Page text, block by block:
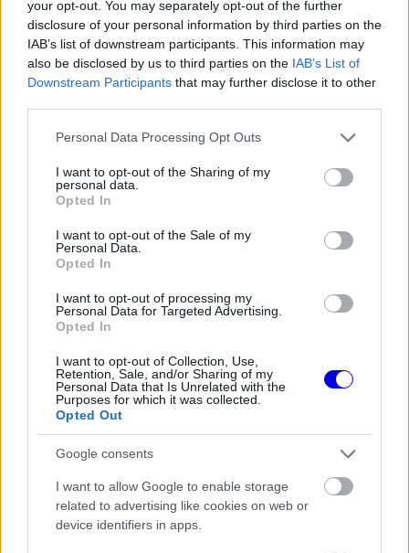
your opt-out. You may separately opt-out of the further
disclosure of your personal information by third parties on the
IAB’s list of downstream participants. This information may
also be disclosed by us to third parties on the IAB’s List of
Downstream Participants that may further disclose it to other
Please note that this website/app uses one or more Google
not limited to your visit or usage behaviour. You may click to
grant or deny consent to Google and its third-party tags to
use your data for below specified purposes in below Google
consent section.
Personal Data Processing Opt Outs
I want to opt-out of the Sharing of my
personal data.
Opted In
I want to opt-out of the Sale of my
Personal Data.
Opted In
I want to opt-out of processing my
Personal Data for Targeted Advertising.
Opted In
I want to opt-out of Collection, Use,
Retention, Sale, and/or Sharing of my
Personal Data that Is Unrelated with the
Purposes for which it was collected.
Opted Out
Google consents
I want to allow Google to enable storage
related to advertising like cookies on web or
device identifiers in apps.
kitálalt Hamilton F1-es
debütálásáról